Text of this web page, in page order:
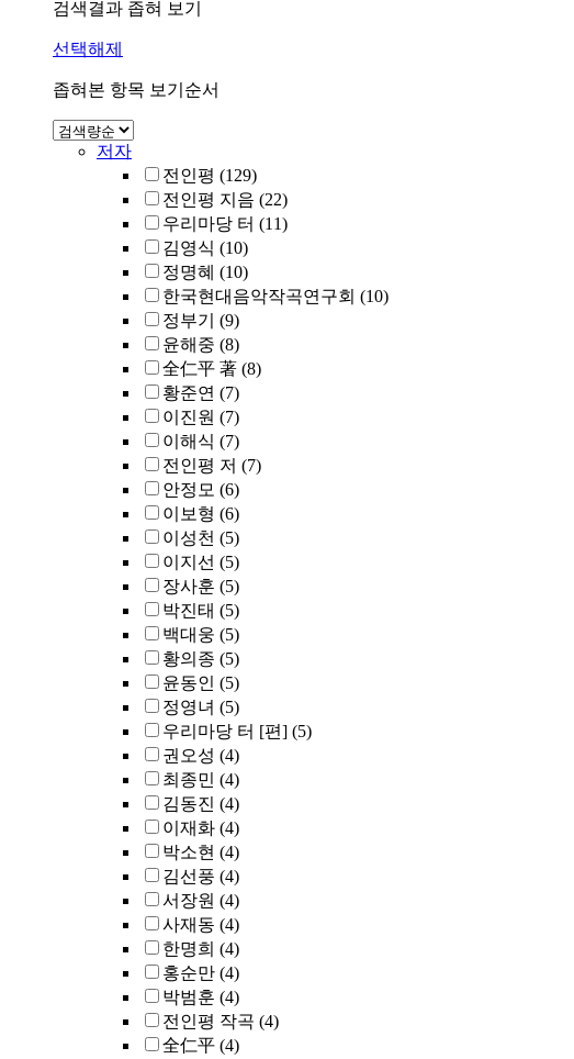
검색결과 좁혀 보기
선택해제
좁혀본 항목 보기순서
저자
전인평 (129)
전인평 지음 (22)
우리마당 터 (11)
김영식 (10)
정명혜 (10)
한국현대음악작곡연구회 (10)
정부기
(9)
윤해중 (8)
全仁平 著 (8)
황준연 (7)
이진원 (7)
이해식 (7)
전인평 저 (7)
안정모 (6)
이보형 (6)
이성천 (5)
이지선 (5)
장사훈 (5)
박진태 (5)
백대웅 (5)
황의종 (5)
윤동인 (5)
정영녀 (5)
우리마당 터 [편] (5)
권오성 (4)
최종민 (4)
김동진 (4)
이재화 (4)
박소현 (4)
김선풍 (4)
서장원 (4)
사재동 (4)
한명희 (4)
홍순만 (4)
박범훈 (4)
전인평 작곡 (4)
全仁平 (4)